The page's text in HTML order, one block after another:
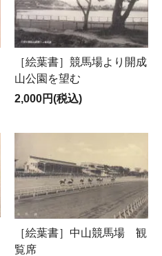
［絵葉書］競馬場より開成
山公園を望む
2,000円(税込)
［絵葉書］中山競馬場 観
覧席